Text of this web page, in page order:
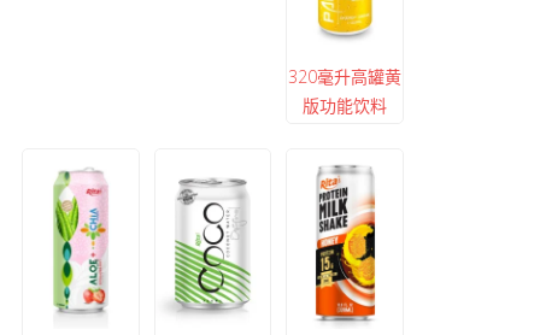
320毫升高罐黄
版功能饮料